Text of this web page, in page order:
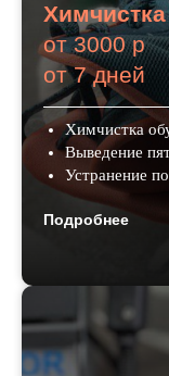
от 3000 р
от 7 дней
Химчистка
Выведение
Устранение
Подробнее